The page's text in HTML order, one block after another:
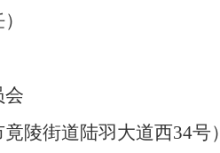
会
陵街道陆羽大道西34号）